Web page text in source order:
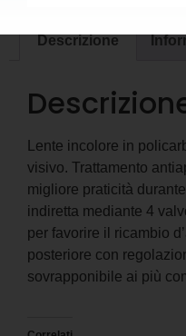
Descrizione
Lente incolore in
visivo. Trattamento
migliore praticità
indiretta mediante 4
per favorire il ricambio
posteriore con
sovrapponibile ai più